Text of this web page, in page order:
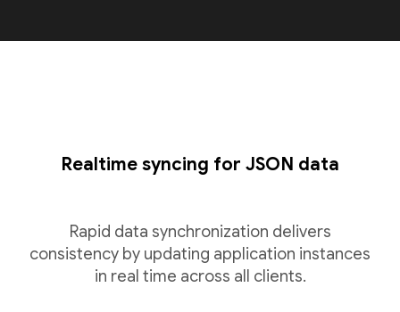
Realtime syncing for JSON data
Rapid data synchronization delivers
consistency by updating application instances
in real time across all clients.